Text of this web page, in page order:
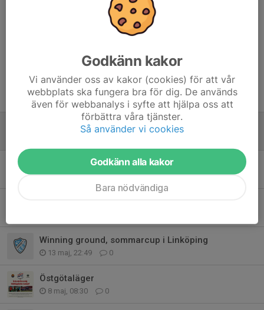
Tidigare nyheter
Sommaruppehåll
Winning ground arbetspass och matcher
17 jun, 10:16 0
Winning ground, sommarcup i Linköping
13 maj, 22:49 0
Östgötaläger
8 maj, 08:30 0
Godkänn kakor
Vi använder oss av kakor (cookies) för att vår
webbplats ska fungera bra för dig. De används
även för webbanalys i syfte att hjälpa oss att
förbättra våra tjänster.
Så använder vi cookies
Godkänn alla kakor
Bara nödvändiga